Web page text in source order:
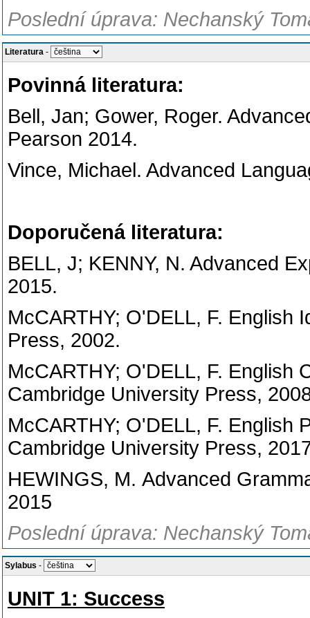
Poslední úprava: Nechanský
Literatura -
Povinná literatura:
Bell, Jan; Gower, Roger.
Pearson 2014.
Vince, Michael. Advanced
Doporučená literatura:
BELL, J; KENNY, N. Advanced
2015.
McCARTHY; O'DELL, F. English
Press, 2002.
McCARTHY; O'DELL, F. English
Cambridge University Press,
McCARTHY; O'DELL, F. English
Cambridge University Press,
HEWINGS, M. Advanced
2015
Poslední úprava: Nechanský
Sylabus -
UNIT 1: Success